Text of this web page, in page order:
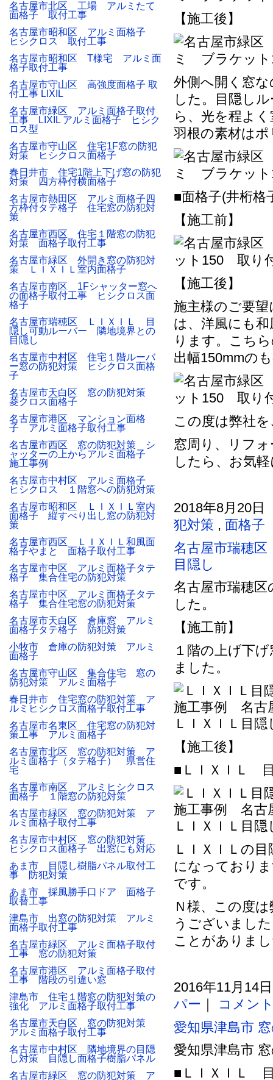
【施工後】
外側へ開く窓
した。目隠し
ら、光を程よ
羽根の素材は
■面格子(井桁格
【施工前】
【施工後】
施主様のご要
は、洋風にも
ります。こち
出幅150mmの
この度は弊社
窓周り、リフ
したら、お気
2018年8月20
犯対策 , 面格子
名古屋市瑞穂
目隠し
名古屋市瑞穂
した。
【施工前】
１階の上げ下
ました。
ＬＩＸＩＬ目
【施工後】
■ＬＩＸＩＬ
ＬＩＸＩＬ目
ＬＩＸＩＬの
になっており
です。
Ｎ様、この度
うございまし
ことがありま
2016年11月14
パー ｜
コメン
愛知県津島市
愛知県津島市
■ＬＩＸＩＬ
名古屋市北区 工場 アルミたて
面格子 取付工事
名古屋市昭和区 アルミ面格子
ヒシクロス 取付工事
名古屋市昭和区 T様宅 アルミ面
格子取付工事
名古屋市守山区 高強度面格子 取
付工事 LIXIL
名古屋市緑区 アルミ面格子取付
工事 LIXIL アルミ面格子 ヒシク
ロス型
名古屋市守山区 住宅1F窓の防犯
対策 ヒシクロス面格子
春日井市 住宅1階上下げ窓の防犯
対策 四方枠付横面格子
名古屋市熱田区 アルミ面格子四
方枠付タテ格子 住宅窓の防犯対
策
名古屋市西区 住宅１階窓の防犯
対策 面格子取付工事
名古屋市緑区 外開き窓の防犯対
策 ＬＩＸＩＬ室内面格子
名古屋市南区 1Fシャッター窓へ
の面格子取付工事 ヒシクロス面
格子
名古屋市瑞穂区 ＬＩＸＩＬ 目
隠し可動ルーバー 隣地境界との
目隠し
名古屋市中村区 住宅１階ルーバ
ー窓の防犯対策 ヒシクロス面格
子
名古屋市天白区 窓の防犯対策
菱クロス面格子
名古屋市港区 マンション面格
子 アルミ面格子取付工事
名古屋市西区 窓の防犯対策 シ
ャッターの上からアルミ面格子
施工事例
名古屋市中村区 アルミ面格子
ヒシクロス １階窓への防犯対策
名古屋市昭和区 ＬＩＸＩＬ室内
面格子 縦すべり出し窓の防犯対
策
名古屋市西区 ＬＩＸＩＬ和風面
格子やまと 面格子取付工事
名古屋市中区 アルミ面格子タテ
格子 集合住宅の防犯対策
名古屋市中区 アルミ面格子タテ
格子 集合住宅窓の防犯対策
名古屋市天白区 倉庫窓 アルミ
面格子タテ格子 防犯対策
小牧市 倉庫の防犯対策 アルミ
面格子
名古屋市守山区 集合住宅 窓の
防犯対策 アルミ面格子
春日井市 住宅窓の防犯対策 ア
ルミヒシクロス面格子取付工事
名古屋市名東区 住宅窓の防犯対
策工事 アルミ面格子
名古屋市北区 窓の防犯対策 ア
ルミ面格子（タテ格子） 県営住
宅
名古屋市南区 アルミヒシクロス
面格子 １階窓の防犯対策
名古屋市緑区 窓の防犯対策 ア
ルミ面格子取付工事
名古屋市中村区 窓の防犯対策
ヒシクロス面格子 出窓にも対応
あま市 目隠し樹脂パネル取付工
事 防犯対策
あま市 採風勝手口ドア 面格子
取替工事
津島市 出窓の防犯対策 アルミ
面格子取付工事
名古屋市緑区 アルミ面格子取付
工事 窓の防犯対策
名古屋市港区 アルミ面格子取付
工事 階段の引違い窓
津島市 住宅１階窓の防犯対策の
強化 アルミ面格子取付工事
名古屋市天白区 窓の防犯対策
アルミ面格子取付工事
名古屋市中村区 隣地境界の目隠
し対策 目隠し面格子樹脂パネル
名古屋市緑区 窓の防犯対策 ア